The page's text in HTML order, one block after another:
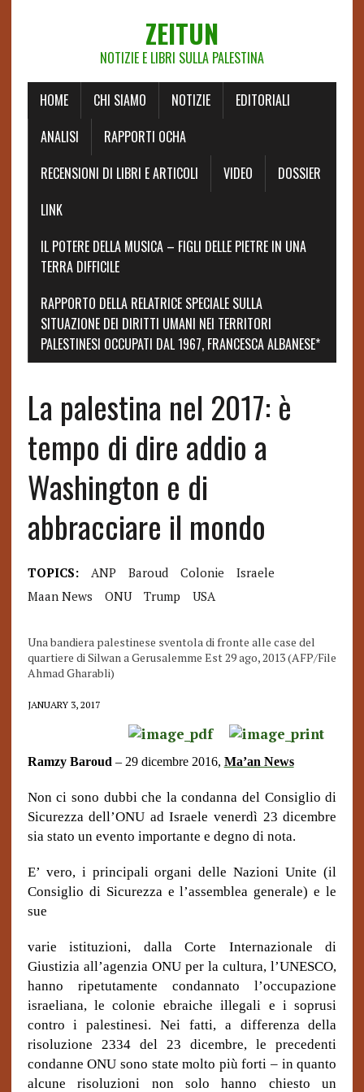
ZEITUN
NOTIZIE E LIBRI SULLA PALESTINA
HOME CHI SIAMO NOTIZIE
EDITORIALI
ANALISI
RAPPORTI OCHA
RECENSIONI DI LIBRI E ARTICOLI
VIDEO
DOSSIER
LINK
IL POTERE DELLA MUSICA – FIGLI DELLE PIETRE IN UNA
TERRA DIFFICILE
RAPPORTO DELLA RELATRICE SPECIALE SULLA
SITUAZIONE DEI DIRITTI UMANI NEI TERRITORI
PALESTINESI OCCUPATI DAL 1967, FRANCESCA ALBANESE*
La palestina nel 2017: è
tempo di dire addio a
Washington e di
abbracciare il mondo
TOPICS: ANP Baroud Colonie
Israele
Maan News
ONU Trump USA
Una bandiera palestinese sventola di fronte alle case del
quartiere di Silwan a Gerusalemme Est 29 ago, 2013 (AFP/File
Ahmad Gharabli)
JANUARY 3, 2017
Ramzy Baroud – 29 dicembre 2016, Ma’an News
Non ci sono dubbi che la condanna del Consiglio di
Sicurezza dell’ONU ad Israele venerdì 23 dicembre
sia stato un evento importante e degno di nota.
E’ vero, i principali organi delle Nazioni Unite (il
Consiglio di Sicurezza e l’assemblea generale) e le
sue
varie istituzioni, dalla Corte Internazionale di
Giustizia all’agenzia ONU per la cultura, l’UNESCO,
hanno ripetutamente condannato l’occupazione
israeliana, le colonie ebraiche illegali e i soprusi
contro i palestinesi. Nei fatti, a differenza della
risoluzione 2334 del 23 dicembre, le precedenti
condanne ONU sono state molto più forti – in quanto
alcune risoluzioni non solo hanno chiesto un